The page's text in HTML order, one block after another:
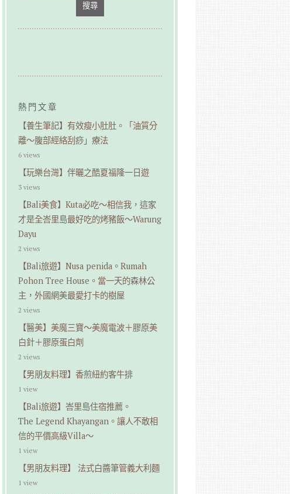
搜尋
熱門文章
【養生筆記】有效瘦小肚肚。「油質分
離～腹部經絡刮痧」療法
6 views
【玩樂台灣】伴曬之酷夏福隆一日遊
3 views
【Bali美食】Kuta必吃～相信我，這家
才是全峇里島最好吃的烤豬飯～Warung
Dayu
2 views
【Bali旅遊】Nusa penida。Rumah
Pohon Tree House。當一天的森林公
主，外國網美最愛打卡的樹屋
2 views
【醫美】美魔三寶～美魔電波＋膠原美
白針＋膠原蛋白劑
2 views
【男朋友料理】香煎紐約客牛排
1 view
【Bali旅遊】峇里島住宿推薦。
The Legend Khayangan。讓人不敢相
信的平價高級Villa～
1 view
【男朋友料理】 法式白醬筆管義大利麵
1 view